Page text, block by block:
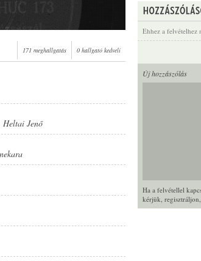
Ehhez a felvételhez
Új hozzászólás
Ha a felvétellel
kérjük, regisztráljon
171 meghallgatás 0 hallgató kedveli
Heltai Jenő